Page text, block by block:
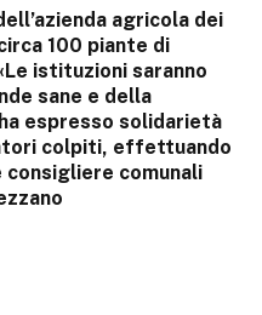
agricola dei
100 piante di
istituzioni saranno
sane e della
espresso solidarietà
colpiti, effettuando
consigliere comunali